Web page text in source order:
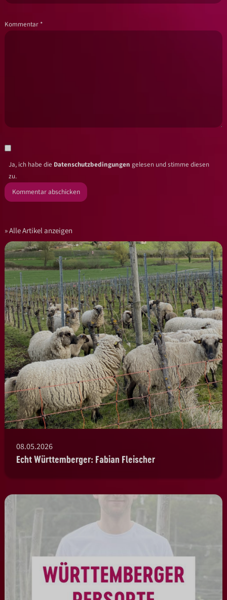
Kommentar *
Ja, ich habe die Datenschutzbedingungen gelesen und stimme diesen
zu.
Alle Artikel anzeigen
08.05.2026
Echt Württemberger: Fabian Fleischer